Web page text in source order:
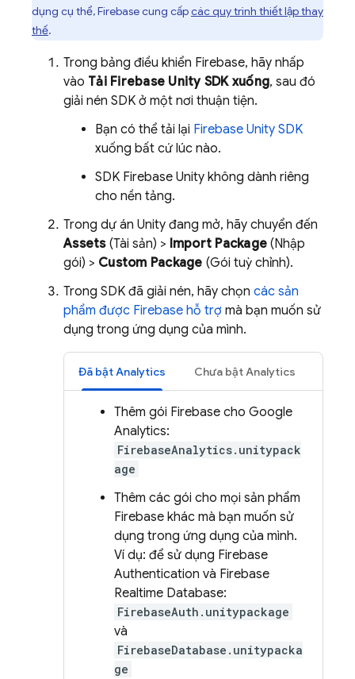
dụng cụ thể, Firebase cung cấpcác quy trình thiết lập thay
thế.
Trong bảng điều khiển Firebase, hãy nhấp
vào Tải Firebase UnitySDK xuống, sau đó
giải nén SDK ở một nơi thuận tiện.
Bạn có thể tải lại Firebase Unity SDK
xuống bất cứ lúc nào.
SDK Firebase Unity không dành riêng
cho nền tảng.
Trong dự án Unity đang mở, hãy chuyển đến
Assets(Tài sản) > Import Package (Nhập
gói) > Custom Package (Gói tuỳ chỉnh).
Trong SDK đã giải nén, hãy chọn các sản
phẩm được Firebase hỗ trợ mà bạn muốn sử
dụng trong ứng dụng của mình.
Đã bậtAnalytics Chưa bậtAnalytics
Thêm gói Firebase cho Google
Analytics:
FirebaseAnalytics.unitypack
age
Thêm các gói cho mọi sản phẩm
Firebase khác mà bạn muốn sử
dụng trong ứng dụng của mình.
Ví dụ: để sử dụng Firebase
Authentication và Firebase
Realtime Database:
FirebaseAuth.unitypackage
và
FirebaseDatabase.unitypacka
ge